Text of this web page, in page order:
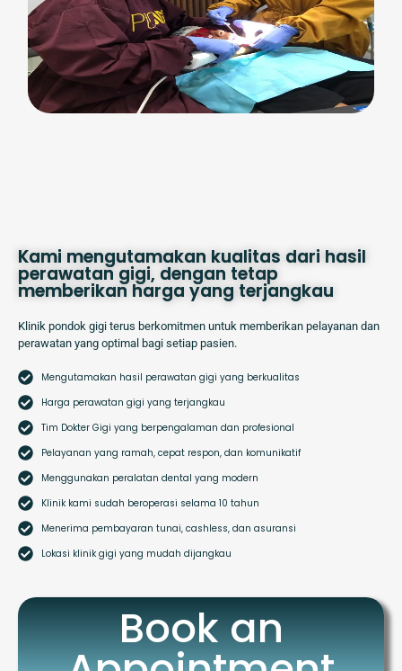
Kami mengutamakan kualitas dari hasil
perawatan gigi, dengan tetap
memberikan harga yang terjangkau
Klinik pondok gigi terus berkomitmen untuk memberikan pelayanan dan
perawatan yang optimal bagi setiap pasien.
Mengutamakan hasil perawatan gigi yang berkualitas
Harga perawatan gigi yang terjangkau
Tim Dokter Gigi yang berpengalaman dan profesional
Pelayanan yang ramah, cepat respon, dan komunikatif
Menggunakan peralatan dental yang modern
Klinik kami sudah beroperasi selama 10 tahun
Menerima pembayaran tunai, cashless, dan asuransi
Lokasi klinik gigi yang mudah dijangkau
Book an